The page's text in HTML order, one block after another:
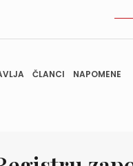
ČLANCI NAPOMENE